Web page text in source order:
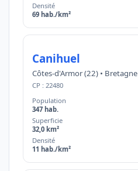
Densité
69 hab./km²
Canihuel
Côtes-d'Armor (22) • Bretagne
CP : 22480
Population
347 hab.
Superficie
32,0 km²
Densité
11 hab./km²